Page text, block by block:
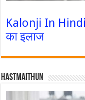
Kalonji In Hindi
का इलाज
Hastmaithun